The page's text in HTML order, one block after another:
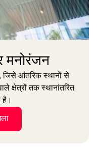
मनोरंजन
जिसे आंतरिक स्थानों से
क्षेत्रों तक स्थानांतरित
है।